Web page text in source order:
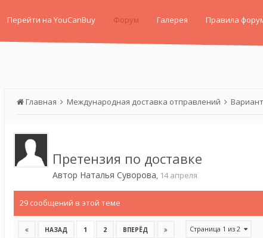
Перейти на YouCanBuy Форум Галерея Правила
Главная Международная доставка отправлений
Претензия по доставке
Автор Наталья Суворова, 14 апреля
29 сообщений в этой теме
НАЗАД 1 2 ВПЕРЁД Страница 1 из 2